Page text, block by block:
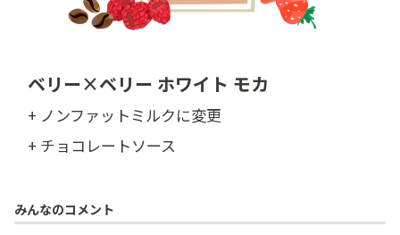
ベリー×ベリー ホワイト モカ
+ ノンファットミルクに変更
+ チョコレートソース
みんなのコメント